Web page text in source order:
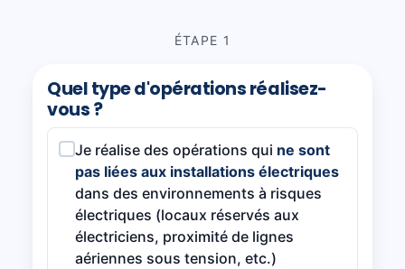
ÉTAPE 1
Quel type d'opérations réalisez-
vous ?
Je réalise des opérations qui ne sont
pas liées aux installations électriques
dans des environnements à risques
électriques (locaux réservés aux
électriciens, proximité de lignes
aériennes sous tension, etc.)